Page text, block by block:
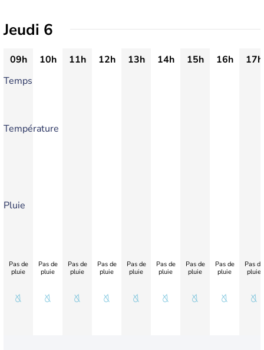
Jeudi 6
09h 10h 11h 12h 13h 14h 15h 16h
17h
Temps
Température
Pluie
Pas de
pluie
Pas de
pluie
Pas de
pluie
Pas de
pluie
Pas de
pluie
Pas de
pluie
Pas de
pluie
Pas de
pluie
Pas de
pluie